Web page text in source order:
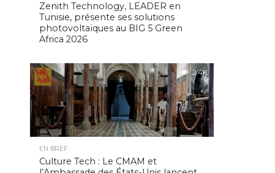
Zenith Technology, LEADER en
Tunisie, présente ses solutions
photovoltaïques au BIG 5 Green
Africa 2026
2.4K
EN BREF
Culture Tech : Le CMAM et